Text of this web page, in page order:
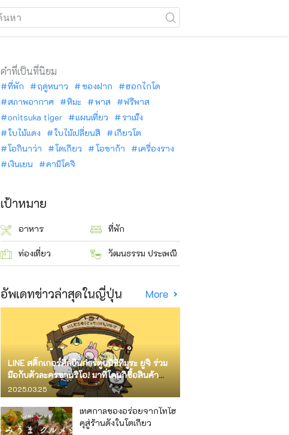
คำที่เป็นที่นิยม
ที่พัก ฤดูหนาว ของฝาก
ฮอกไกโด
สภาพอากาศ
หิมะ พาส
ฟรีพาส
onitsuka tiger
แผนเที่ยว
ราเม็ง
ใบไม้แดง
ใบไม้เปลี่ยนสี
เกียวโต
โอกินาว่า
โตเกียว โอซาก้า
เครื่องราง
เงินเยน
คามิโคจิ
เป้าหมาย
อาหาร ที่พัก
ท่องเที่ยว วัฒนธรรม ประเพณี
อัพเดทข่าวล่าสุดในญี่ปุ่น More
LINE สติ๊กเกอร์ศิลปินการ์ตูนนิชิทีมูระ ยูจิ ร่วม
มือกับตัวละครซานริโอ! มาที่โดนกิซื้อสินค้า
จำกัด
2025.03.25
เทศกาลของอร่อยจากโทโฮ
คุสู่ร้านดังในโตเกียว